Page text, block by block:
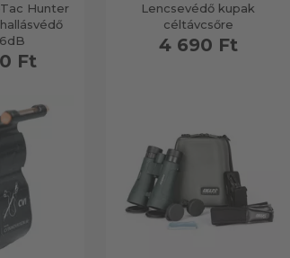
Hunter
Ft
Lencsevédő kupak
céltávcsőre
4 690 Ft